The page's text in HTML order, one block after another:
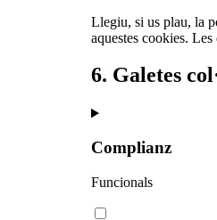
Llegiu, si us plau, la
aquestes cookies.
6. Galetes
Complianz
Funcionals